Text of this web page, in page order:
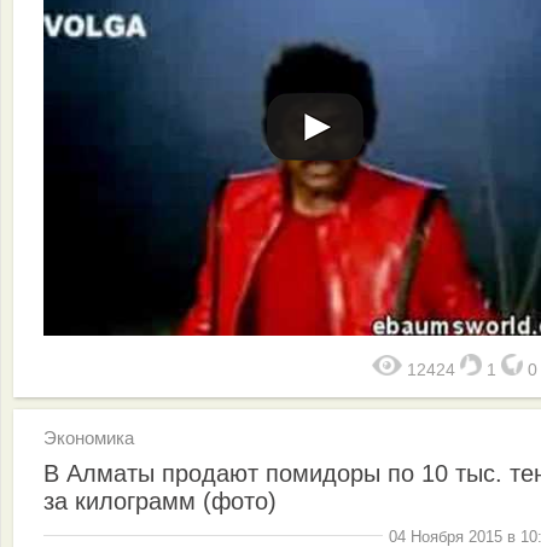
12424 1 0
Экономика
В Алматы продают помидоры по 10 тыс.
за килограмм (фото)
04 Ноября 2015 в